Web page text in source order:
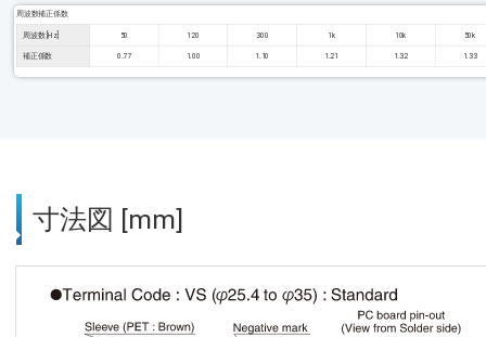
周波数補正係数
周波数 [Hz] 50 120 300 1k 10k 50k
補正係数 0.77 1.00 1.10 1.21 1.32 1.33
寸法図 [mm]